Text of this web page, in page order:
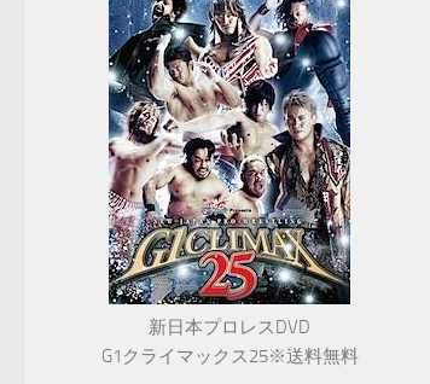
新日本プロレスDVD
G1クライマックス25※送料無料